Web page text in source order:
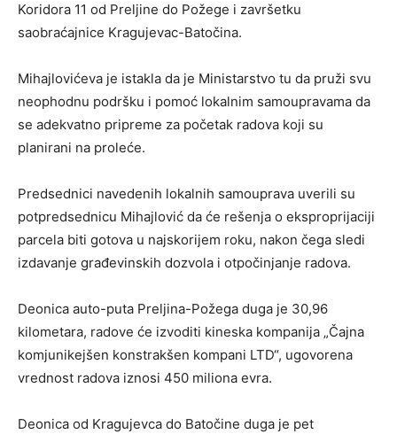
Koridora 11 od Preljine do Požege i završetku
saobraćajnice Kragujevac-Batočina.
Mihajlovićeva je istakla da je Ministarstvo tu da pruži svu
neophodnu podršku i pomoć lokalnim samoupravama da
se adekvatno pripreme za početak radova koji su
planirani na proleće.
Predsednici navedenih lokalnih samouprava uverili su
potpredsednicu Mihajlović da će rešenja o eksproprijaciji
parcela biti gotova u najskorijem roku, nakon čega sledi
izdavanje građevinskih dozvola i otpočinjanje radova.
Deonica auto-puta Preljina-Požega duga je 30,96
kilometara, radove će izvoditi kineska kompanija „Čajna
komjunikejšen konstrakšen kompani LTD“, ugovorena
vrednost radova iznosi 450 miliona evra.
Deonica od Kragujevca do Batočine duga je pet